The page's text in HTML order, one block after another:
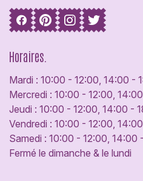
Horaires.
Mardi : 10:00 - 12:00, 14:00 -
Mercredi : 10:00 - 12:00,
Jeudi : 10:00 - 12:00, 14:00 -
Vendredi : 10:00 - 12:00,
Samedi : 10:00 - 12:00, 14:00
Fermé le dimanche & le lundi